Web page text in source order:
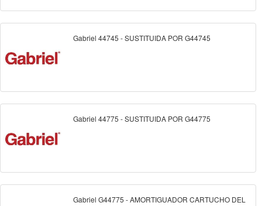
Gabriel 44745 - SUSTITUIDA POR G44745
Gabriel 44775 - SUSTITUIDA POR G44775
Gabriel G44775 - AMORTIGUADOR CARTUCHO DEL